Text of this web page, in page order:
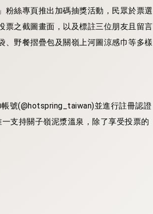
粉絲專頁推出加碼抽獎活動，民眾於票選
票之截圖畫面，以及標註三位朋友且留言
、野餐摺疊包及關嶺上河圖涼感巾等多樣
號(@hotspring_taiwan)並進行註冊認證
支持關子嶺泥漿溫泉，除了享受投票的